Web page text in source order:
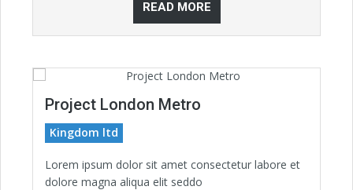
READ MORE
Project London Metro
Kingdom ltd
Lorem ipsum dolor sit amet consectetur labore et
dolore magna aliqua elit seddo